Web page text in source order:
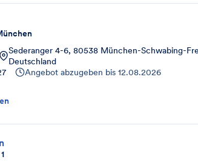
Sederanger 4-6, 80538 München-Schwabing-
Deutschland
Angebot abzugeben bis 12.08.2026